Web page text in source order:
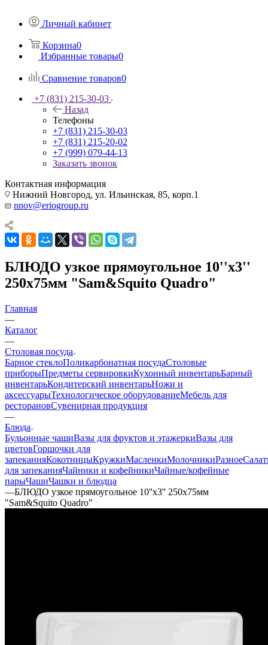
Личный кабинет
Корзина0
Избранные товары0
Сравнение товаров0
+7 (831) 215-30-03
Назад
Телефоны
+7 (831) 215-30-03
+7 (831) 215-20-02
+7 (999) 079-44-13
Заказать звонок
Контактная информация
Нижний Новгород, ул. Ильинская, 85, корп.1
nnov@eriogroup.ru
БЛЮДО узкое прямоугольное 10''х3''
250х75мм "Sam&Squito Quadro"
Главная
—
Каталог
—
Столовая посуда
Барное стеклоПоликарбонатная посудаСтоловые
приборыПредметы сервировкиКухонный инвентарьБарный
инвентарьКондитерский инвентарьНожи и
аксессуарыТехнологическое оборудованиеМебель для
ресторановСувенирная продукция
—
Блюда
Бульонные чашиВазы для фруктов и этажеркиВазы для
цветовГоршочки для
запеканияКокотницыКружкиМасленкиМолочникиРазное
для запеканияЧайники и кофейникиЧайные/кофейные
парыЧашиЧашки и блюдца
—БЛЮДО узкое прямоугольное 10''х3'' 250х75мм
"Sam&Squito Quadro"